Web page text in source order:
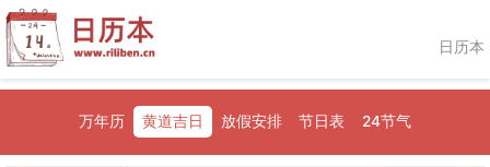
日历本
万年历 黄道吉日 放假安排 节日表 24节气